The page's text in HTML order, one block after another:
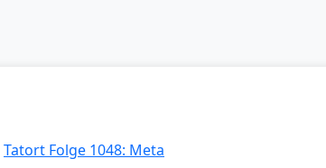
Tatort Folge 1048: Meta